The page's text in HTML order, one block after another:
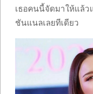
เธอคนนี้จัดมาให้แล้ว
ชันแนลเลยทีเดียว